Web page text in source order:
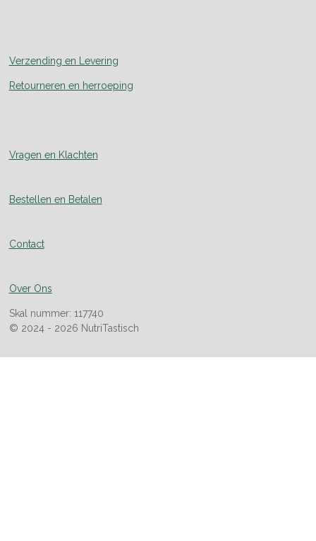
Verzending en Levering
Retourneren en herroeping
Vragen en Klachten
Bestellen en Betalen
Contact
Over Ons
Skal nummer: 117740
© 2024 - 2026 NutriTastisch